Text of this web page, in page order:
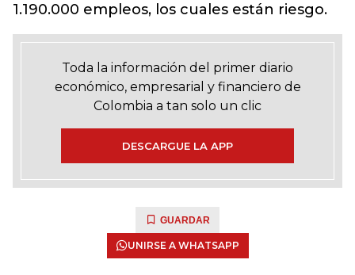
1.190.000 empleos, los cuales están riesgo.
Toda la información del primer diario
económico, empresarial y financiero de
Colombia a tan solo un clic
DESCARGUE LA APP
GUARDAR
UNIRSE A WHATSAPP